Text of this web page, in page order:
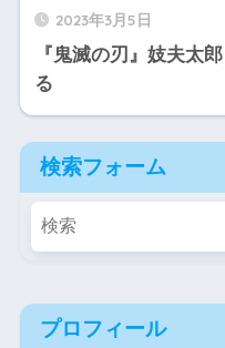
2023年3月5日
『鬼滅の刃』妓夫太
る
検索フォーム
プロフィール